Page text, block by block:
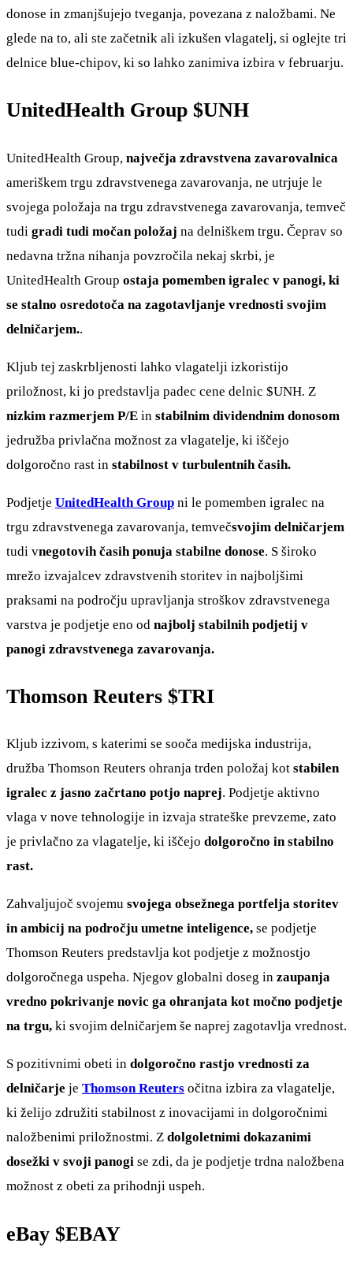
donose in zmanjšujejo tveganja, povezana z naložbami. Ne
glede na to, ali ste začetnik ali izkušen vlagatelj, si oglejte tri
delnice blue-chipov, ki so lahko zanimiva izbira v februarju.
UnitedHealth Group $UNH
UnitedHealth Group, največja zdravstvena zavarovalnica
ameriškem trgu zdravstvenega zavarovanja, ne utrjuje le
svojega položaja na trgu zdravstvenega zavarovanja, temveč
tudi gradi tudi močan položaj na delniškem trgu. Čeprav so
nedavna tržna nihanja povzročila nekaj skrbi, je
UnitedHealth Group ostaja pomemben igralec v panogi, ki
se stalno osredotoča na zagotavljanje vrednosti svojim
delničarjem..
Kljub tej zaskrbljenosti lahko vlagatelji izkoristijo
priložnost, ki jo predstavlja padec cene delnic $UNH. Z
nizkim razmerjem P/E in stabilnim dividendnim donosom
jedružba privlačna možnost za vlagatelje, ki iščejo
dolgoročno rast in stabilnost v turbulentnih časih.
Podjetje UnitedHealth Group ni le pomemben igralec na
trgu zdravstvenega zavarovanja, temvečsvojim delničarjem
tudi vnegotovih časih ponuja stabilne donose. S široko
mrežo izvajalcev zdravstvenih storitev in najboljšimi
praksami na področju upravljanja stroškov zdravstvenega
varstva je podjetje eno od najbolj stabilnih podjetij v
panogi zdravstvenega zavarovanja.
Thomson Reuters $TRI
Kljub izzivom, s katerimi se sooča medijska industrija,
družba Thomson Reuters ohranja trden položaj kot stabilen
igralec z jasno začrtano potjo naprej. Podjetje aktivno
vlaga v nove tehnologije in izvaja strateške prevzeme, zato
je privlačno za vlagatelje, ki iščejo dolgoročno in stabilno
rast.
Zahvaljujoč svojemu svojega obsežnega portfelja storitev
in ambicij na področju umetne inteligence, se podjetje
Thomson Reuters predstavlja kot podjetje z možnostjo
dolgoročnega uspeha. Njegov globalni doseg in zaupanja
vredno pokrivanje novic ga ohranjata kot močno podjetje
na trgu, ki svojim delničarjem še naprej zagotavlja vrednost.
S pozitivnimi obeti in dolgoročno rastjo vrednosti za
delničarje je Thomson Reuters očitna izbira za vlagatelje,
ki želijo združiti stabilnost z inovacijami in dolgoročnimi
naložbenimi priložnostmi. Z dolgoletnimi dokazanimi
dosežki v svoji panogi se zdi, da je podjetje trdna naložbena
možnost z obeti za prihodnji uspeh.
eBay $EBAY